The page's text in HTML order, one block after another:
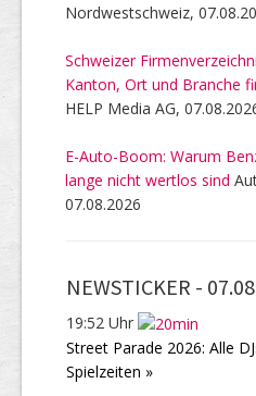
Nordwestschweiz,
Schweizer
Kanton, Ort und Branche
HELP Media AG,
E-Auto-Boom: Warum
lange nicht wertlos sind
07.08.2026
NEWSTICKER -
19:52 Uhr
Street Parade 2026: Alle
Spielzeiten »